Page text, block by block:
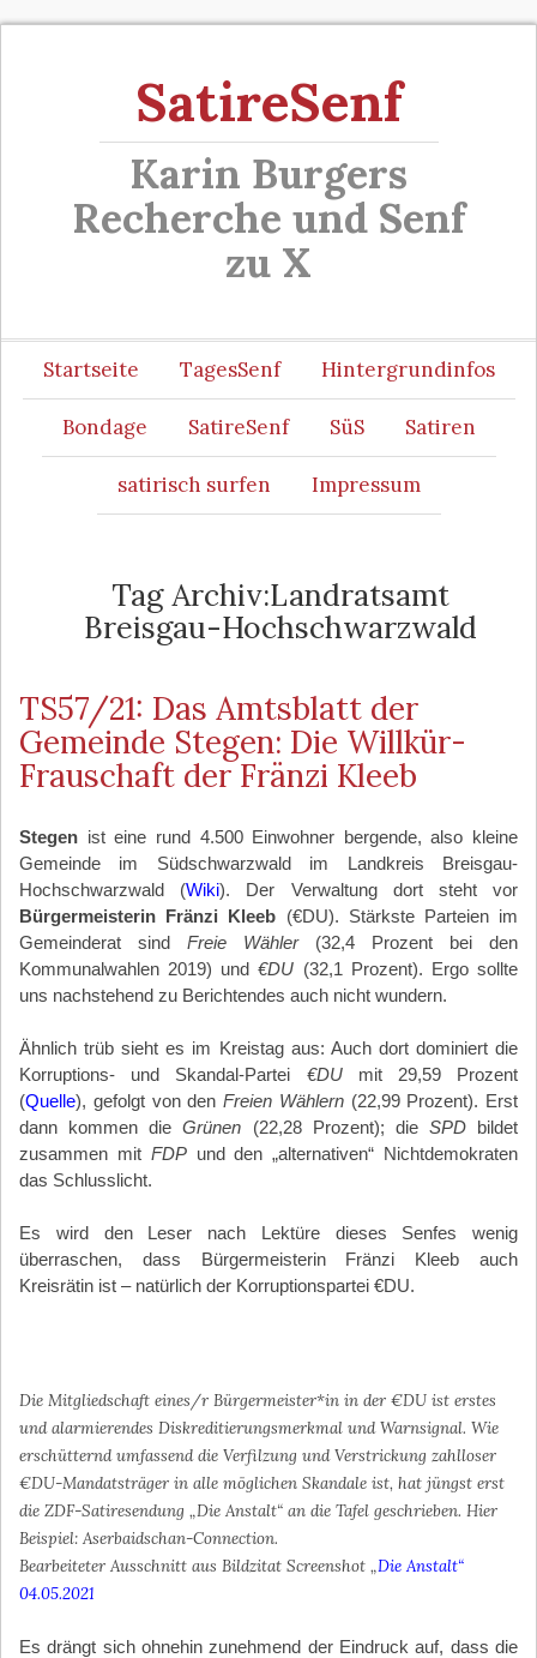
SatireSenf
Karin Burgers
Recherche und Senf
zu X
Startseite TagesSenf Hintergrundinfos
Bondage SatireSenf SüS Satiren
satirisch surfen Impressum
Tag Archiv:Landratsamt
Breisgau-Hochschwarzwald
TS57/21: Das Amtsblatt der
Gemeinde Stegen: Die Willkür-
Frauschaft der Fränzi Kleeb
Stegen ist eine rund 4.500 Einwohner bergende, also kleine
Gemeinde im Südschwarzwald im Landkreis Breisgau-
Hochschwarzwald (Wiki). Der Verwaltung dort steht vor
Bürgermeisterin Fränzi Kleeb (€DU). Stärkste Parteien im
Gemeinderat sind Freie Wähler(32,4 Prozent bei den
Kommunalwahlen 2019) und€DU (32,1 Prozent). Ergo sollte
uns nachstehend zu Berichtendes auch nicht wundern.
Ähnlich trüb sieht es im Kreistag aus: Auch dort dominiert die
Korruptions- und Skandal-Partei €DUmit 29,59 Prozent
(Quelle), gefolgt von den Freien Wählern(22,99 Prozent). Erst
dann kommen dieGrünen (22,28 Prozent); die SPDbildet
zusammen mit FDPund den „alternativen“ Nichtdemokraten
das Schlusslicht.
Es wird den Leser nach Lektüre dieses Senfes wenig
überraschen, dass Bürgermeisterin Fränzi Kleeb auch
Kreisrätin ist – natürlich der Korruptionspartei €DU.
Die Mitgliedschaft eines/r Bürgermeister*in in der €DU ist erstes
und alarmierendes Diskreditierungsmerkmal und Warnsignal. Wie
erschütternd umfassend die Verfilzung und Verstrickung zahlloser
€DU-Mandatsträger in alle möglichen Skandale ist, hat jüngst erst
die ZDF-Satiresendung „Die Anstalt“ an die Tafel geschrieben. Hier
Beispiel: Aserbaidschan-Connection.
Bearbeiteter Ausschnitt aus Bildzitat Screenshot „Die Anstalt“
04.05.2021
Es drängt sich ohnehin zunehmend der Eindruck auf, dass die